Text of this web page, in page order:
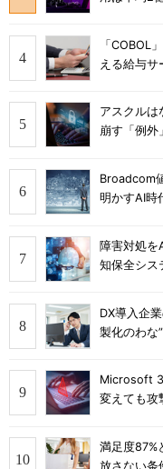
「COBOL
える給与サ
アスクル
崩す「例外
Broadcom
明かすAI時
障害対処
知保全シス
DX導入企
製化のわな”
Microsoft
変えても攻
満足度
放さない条